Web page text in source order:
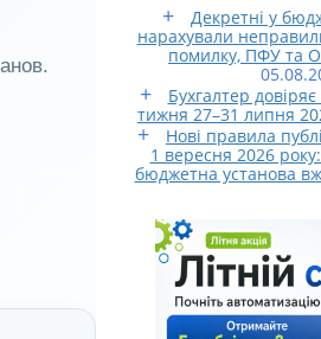
Обліку
Запис На
Тренінг Підчас
Декретні у
нарахували
помилку, ПФУ та
Бухгалтер
тижня 27–31 липня
Нові правила
1 вересня 2026
бюджетна установа